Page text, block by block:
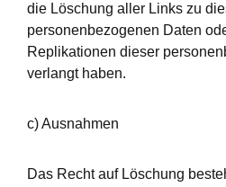
die Löschung aller Links zu
personenbezogenen Daten
Replikationen dieser
verlangt haben.
c) Ausnahmen
Das Recht auf Löschung